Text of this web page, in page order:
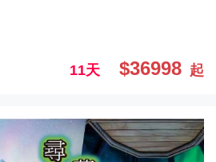
11天 $36998 起